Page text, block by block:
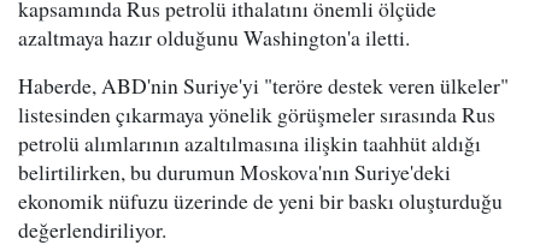
kapsamında Rus petrolü ithalatını önemli ölçüde
azaltmaya hazır olduğunu Washington'a iletti.
Haberde, ABD'nin Suriye'yi "teröre destek veren ülkeler"
listesinden çıkarmaya yönelik görüşmeler sırasında Rus
petrolü alımlarının azaltılmasına ilişkin taahhüt aldığı
belirtilirken, bu durumun Moskova'nın Suriye'deki
ekonomik nüfuzu üzerinde de yeni bir baskı oluşturduğu
değerlendiriliyor.